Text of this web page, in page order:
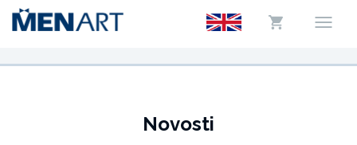
Novosti